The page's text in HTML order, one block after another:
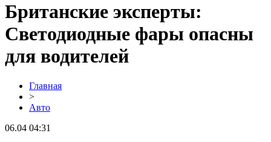
Британские эксперты:
Светодиодные фары опасны
для водителей
Главная
>
Авто
06.04 04:31